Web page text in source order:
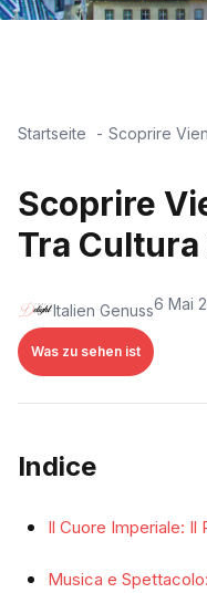
Startseite Scoprire
Scoprire
Tra
Italien Genuss6 Mai
Was zu sehen ist
Indice
Il Cuore Imperiale: Il
Musica e